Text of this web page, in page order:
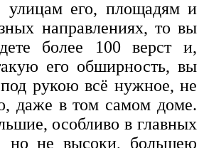
улицам его, площадям и
направлениях, то вы
более 100 верст и,
его обширность, вы
рукою всё нужное, не
даже в том самом доме.
особливо в главных
но не высоки, большею